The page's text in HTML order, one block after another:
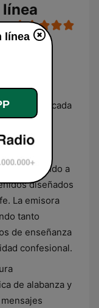
línea
radio ubicada
por un
a
diseñados
La emisora
tanto
de enseñanza
confesional.
de alabanza y
línea